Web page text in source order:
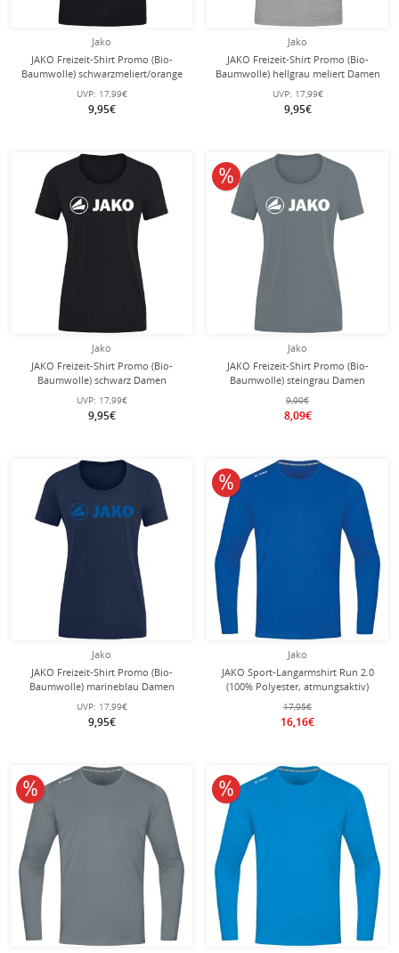
Jako
JAKO Freizeit-Shirt Promo (Bio-
Baumwolle) schwarzmeliert/orange
Damen
UVP: 17,99€
9,95€
Jako
JAKO Freizeit-Shirt Promo (Bio-
Baumwolle) hellgrau meliert Damen
UVP: 17,99€
9,95€
Jako
JAKO Freizeit-Shirt Promo (Bio-
Baumwolle) schwarz Damen
UVP: 17,99€
9,95€
Jako
JAKO Freizeit-Shirt Promo (Bio-
Baumwolle) steingrau Damen
9,00€
8,09€
10% reduziert
Jako
JAKO Freizeit-Shirt Promo (Bio-
Baumwolle) marineblau Damen
UVP: 17,99€
9,95€
Jako
JAKO Sport-Langarmshirt Run 2.0
(100% Polyester, atmungsaktiv)
royalblau Herren
17,95€
16,16€
10% reduziert
10% reduziert 10% reduziert